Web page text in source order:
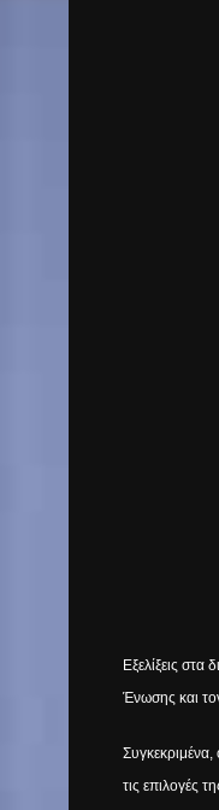
Εξελίξεις
Ένωσης και
τις επιλογές